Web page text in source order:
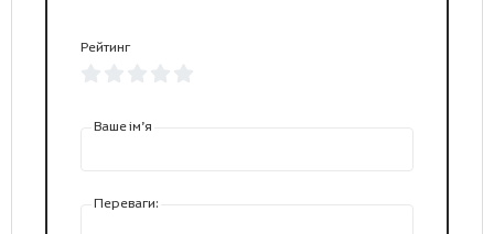
Рейтинг
Ваше ім’я
Переваги: